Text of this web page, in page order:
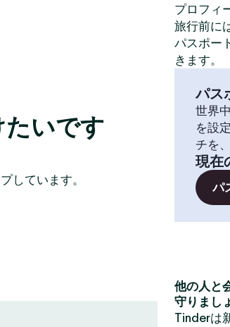
いです
しています。
プロフィ
旅行前に
パスポー
きます。
パス
世界
を設
チを
現在
パ
他の人と
守りまし
Tinderは